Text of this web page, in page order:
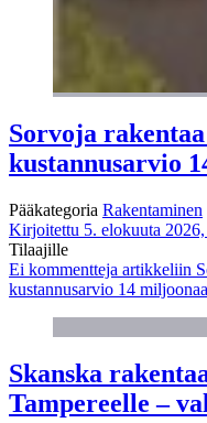
Sorvoja
kustannusarvio
Pääkategoria Rakentaminen
Kirjoitettu 5. elokuuta 2026,
Tilaajille
Ei kommentteja artikkeliin
kustannusarvio 14 miljoonaa
Skanska
Tampereelle –